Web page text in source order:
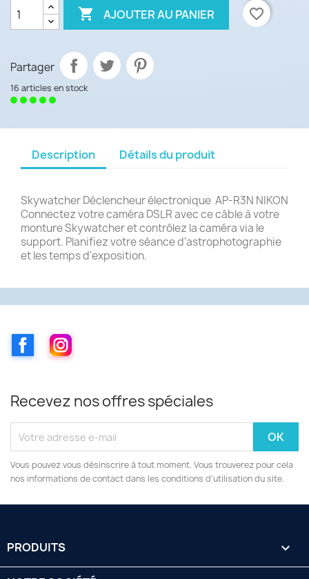
 AJOUTER AU PANIER favorite_border
Partager
16 articles en stock
Description Détails du produit
Skywatcher Déclencheur électronique AP-R3N NIKON
Connectez votre caméra DSLR avec ce câble à votre
monture Skywatcher et contrôlez la caméra via le
support. Planifiez votre séance d'astrophotographie
et les temps d'exposition.
FacebookInstagram
Recevez nos offres spéciales
Vous pouvez vous désinscrire à tout moment. Vous trouverez pour cela
nos informations de contact dans les conditions d'utilisation du site.
PRODUITS 